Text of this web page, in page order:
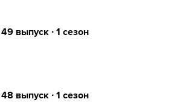
49 выпуск ∙ 1 сезон
48 выпуск ∙ 1 сезон